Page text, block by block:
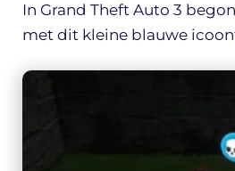
In Grand Theft Auto 3
met dit kleine blauwe